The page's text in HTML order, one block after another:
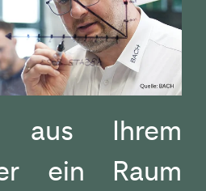
Ihrem
ein Raum